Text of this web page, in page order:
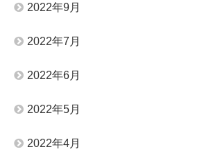
2022年9月
2022年7月
2022年6月
2022年5月
2022年4月